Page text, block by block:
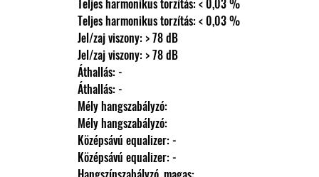
                Teljes harmonikus torzítás: < 0,03 %
                Teljes harmonikus torzítás: < 0,03 %
                Jel/zaj viszony: > 78 dB
                Jel/zaj viszony: > 78 dB
                Áthallás: -
                Áthallás: -
                Mély hangszabályzó:
                Mély hangszabályzó:
                Középsávú equalizer: -
                Középsávú equalizer: -